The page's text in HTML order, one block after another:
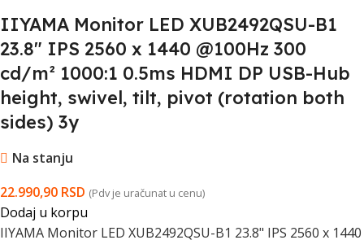
IIYAMA Monitor LED XUB2492QSU-B1
23.8" IPS 2560 x 1440 @100Hz 300
cd/m² 1000:1 0.5ms HDMI DP USB-Hub
height, swivel, tilt, pivot (rotation both
sides) 3y
Na stanju
22.990,90 RSD (Pdv je uračunat u cenu)
Dodaj u korpu
IIYAMA Monitor LED XUB2492QSU-B1 23.8" IPS 2560 x 1440